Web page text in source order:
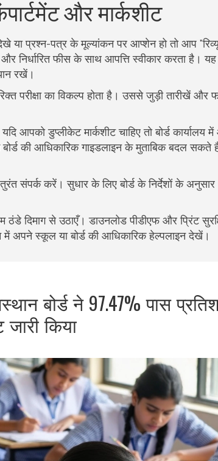
और मार्कशीट
या प्रश्न-पत्र के मूल्यांकन पर आप्शेन हो तो आप
निर्धारित फीस के साथ आपत्ति स्वीकार करता है। यह
रखें।
का विकल्प होता है। उससे जुड़ी तारीखें और
आपको डुप्लीकेट मार्कशीट चाहिए तो बोर्ड कार्यालय
की आधिकारिक गाइडलाइन के मुताबिक बदल सकते
संपर्क करें। सुधार के लिए बोर्ड के निर्देशों के अनुसार
दिमाग से उठाएँ। डाउनलोड पीडीएफ और प्रिंट
अपने स्कूल या बोर्ड की आधिकारिक हेल्पलाइन देखें।
बोर्ड ने 97.47% पास
किया